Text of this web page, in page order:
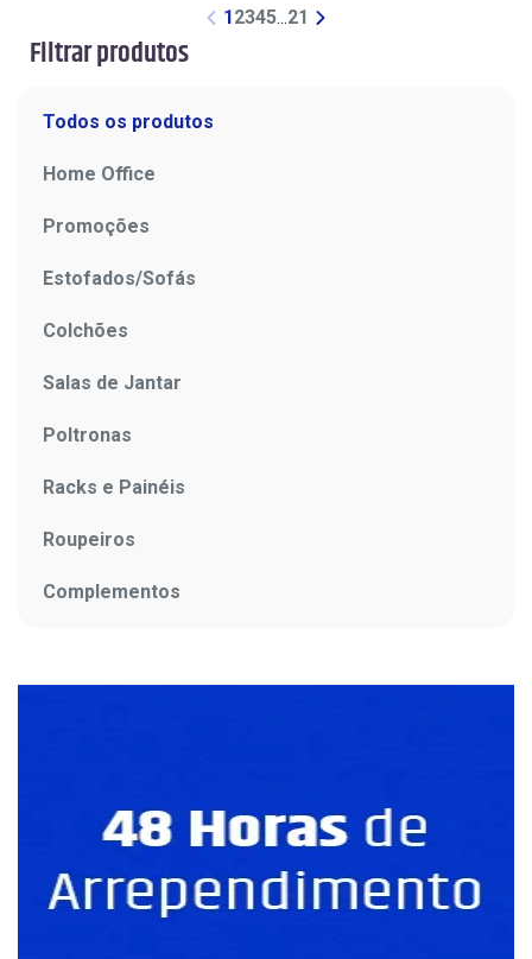
Filtrar produtos
Todos os produtos
Home Office
Promoções
Estofados/Sofás
Colchões
Salas de Jantar
Poltronas
Racks e Painéis
Roupeiros
Complementos
1 2345...21